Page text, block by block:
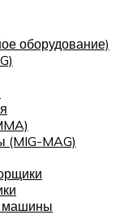
оборудование)
(MIG-MAG)
машины